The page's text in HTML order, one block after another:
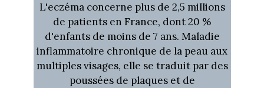
L'eczéma concerne plus de 2,5 millions
de patients en France, dont 20 %
d'enfants de moins de 7 ans. Maladie
inflammatoire chronique de la peau aux
multiples visages, elle se traduit par des
poussées de plaques et de